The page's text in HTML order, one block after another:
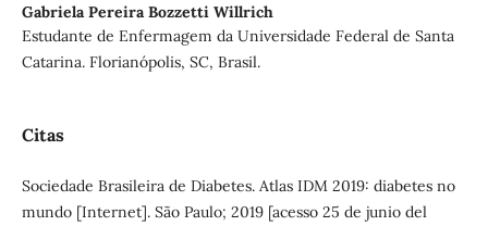
Gabriela Pereira Bozzetti Willrich
Estudante de Enfermagem da Universidade Federal de Santa
Catarina. Florianópolis, SC, Brasil.
Citas
Sociedade Brasileira de Diabetes. Atlas IDM 2019: diabetes no
mundo [Internet]. São Paulo; 2019 [acesso 25 de junio del